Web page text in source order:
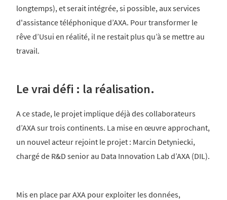
longtemps), et serait intégrée, si possible, aux services
d'assistance téléphonique d’AXA. Pour transformer le
rêve d’Usui en réalité, il ne restait plus qu’à se mettre au
travail.
Le vrai défi : la réalisation.
A ce stade, le projet implique déjà des collaborateurs
d’AXA sur trois continents. La mise en œuvre approchant,
un nouvel acteur rejoint le projet : Marcin Detyniecki,
chargé de R&D senior au Data Innovation Lab d’AXA (DIL).
Mis en place par AXA pour exploiter les données,